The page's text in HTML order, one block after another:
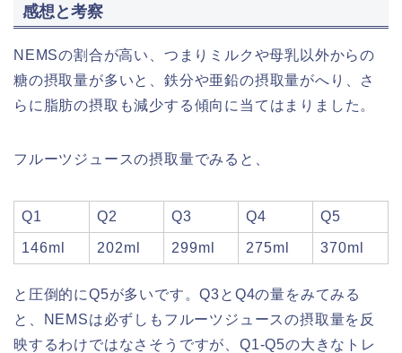
感想と考察
NEMSの割合が高い、つまりミルクや母乳以外からの
糖の摂取量が多いと、鉄分や亜鉛の摂取量がへり、さ
らに脂肪の摂取も減少する傾向に当てはまりました。
フルーツジュースの摂取量でみると、
Q1 Q2 Q3 Q4 Q5
146ml 202ml 299ml 275ml 370ml
と圧倒的にQ5が多いです。Q3とQ4の量をみてみる
と、NEMSは必ずしもフルーツジュースの摂取量を反
映するわけではなさそうですが、Q1-Q5の大きなトレ